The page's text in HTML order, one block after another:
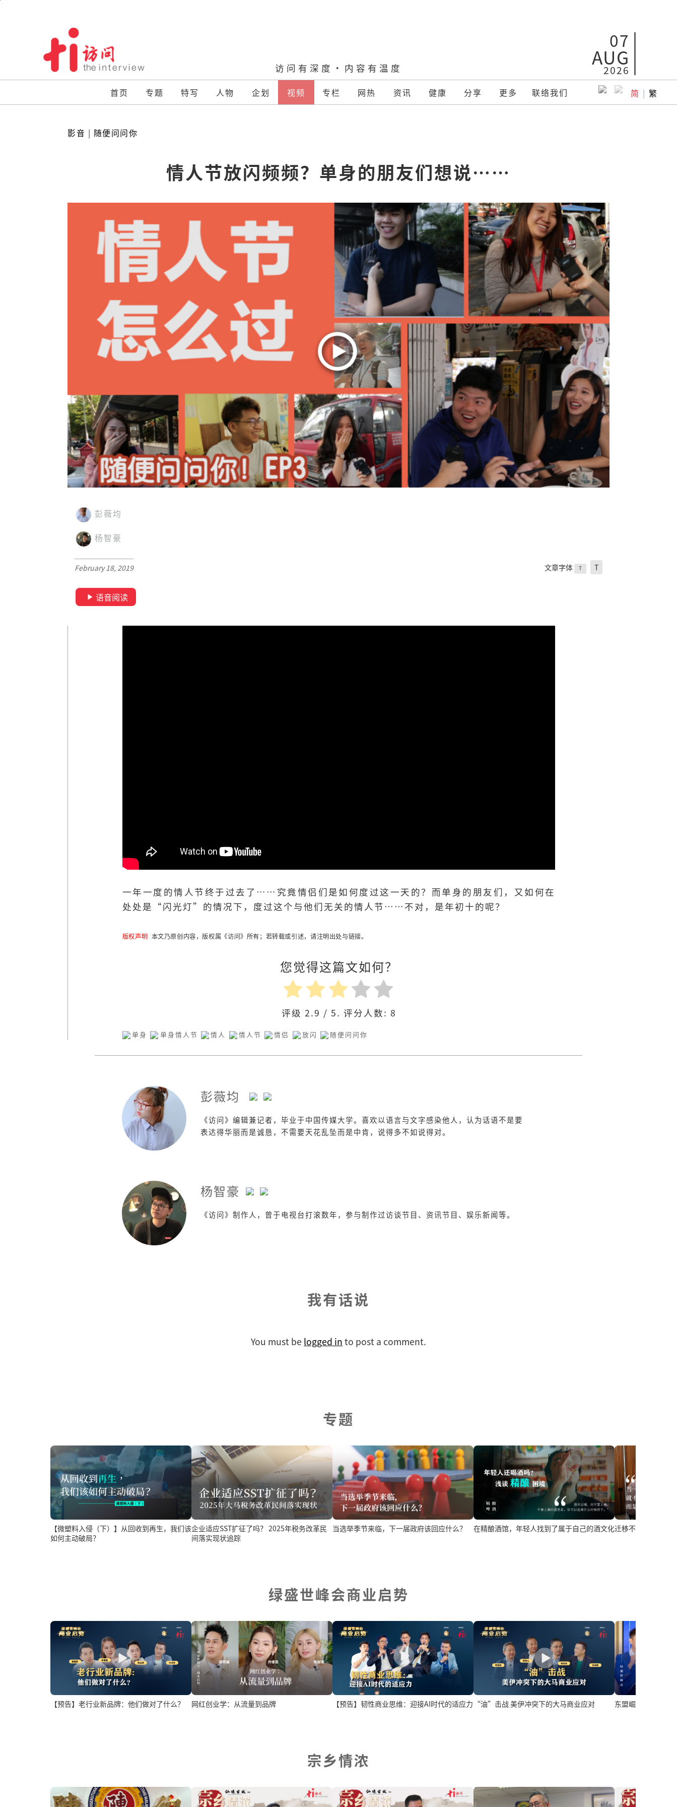
访问有深度·内容有温度
07
AUG
2026
首页 专题 特写 人物 企划 视频 专栏 网热 资讯 健康 分享 更多 联络我们 简 | 繁
影音 | 随便问问你
情人节放闪频频？单身的朋友们想说……
彭薇均
杨智豪
February 18, 2019 文章字体 T T
语音阅读
一年一度的情人节终于过去了……究竟情侣们是如何度过这一天的？而单身的朋友们，又如何在
处处是“闪光灯”的情况下，度过这个与他们无关的情人节……不对，是年初十的呢？
版权声明 本文乃原创内容，版权属《访问》所有；若转载或引述，请注明出处与链接。
您觉得这篇文如何？
评级 2.9 / 5. 评分人数: 8
单身 单身情人节 情人 情人节 情侣 放闪 随便问问你
彭薇均
《访问》编辑兼记者，毕业于中国传媒大学。喜欢以语言与文字感染他人，认为话语不是要
表达得华丽而是诚恳，不需要天花乱坠而是中肯，说得多不如说得对。
杨智豪
《访问》制作人，曾于电视台打滚数年，参与制作过访谈节目、资讯节目、娱乐新闻等。
我有话说
You must be logged in to post a comment.
专题
【微塑料入侵（下）】从回收到再生，我们该
如何主动破局？
企业适应SST扩征了吗？ 2025年税务改革民
间落实现状追踪
当选举季节来临，下一届政府该回应什么？ 在精酿酒馆，年轻人找到了属于自己的酒文化迁移不是犯罪 外籍
绿盛世峰会商业启势
【预告】老行业新品牌：他们做对了什么？ 网红创业学：从流量到品牌 【预告】韧性商业思维：迎接AI时代的适应力 “油”击战 美伊冲突下的大马商业应对 东盟崛起：新经济
宗乡情浓